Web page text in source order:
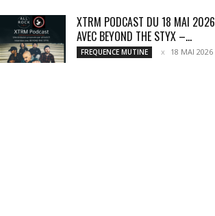
XTRM PODCAST DU 18 MAI 2026
AVEC BEYOND THE STYX –...
FREQUENCE MUTINE 18 MAI 2026